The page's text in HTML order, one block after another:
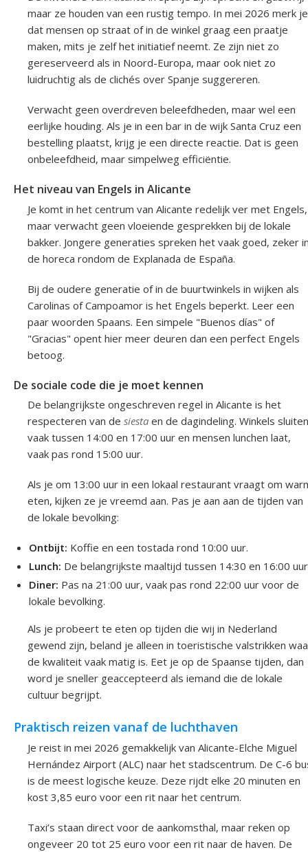
maar ze houden van een rustig tempo. In mei 2026 merk je
dat mensen op straat of in de winkel graag een praatje
maken, mits je zelf het initiatief neemt. Ze zijn niet zo
gereserveerd als in Noord-Europa, maar ook niet zo
luidruchtig als de clichés over Spanje suggereren.
Verwacht geen overdreven beleefdheden, maar wel een
eerlijke houding. Als je in een bar in de wijk Santa Cruz een
bestelling plaatst, krijg je een directe reactie. Dat is geen
onbeleefdheid, maar simpelweg efficiëntie.
Het niveau van Engels in Alicante
Je komt in het centrum van Alicante redelijk ver met Engels,
maar verwacht geen vloeiende gesprekken bij de lokale
bakker. Jongere generaties spreken het vaak goed, zeker
de horeca rondom de Explanada de España.
Bij de oudere generatie of in de buurtwinkels in wijken als
Carolinas of Campoamor is het Engels beperkt. Leer een
paar woorden Spaans. Een simpele "Buenos días" of
"Gracias" opent hier meer deuren dan een perfect Engels
betoog.
De sociale code die je moet kennen
De belangrijkste ongeschreven regel in Alicante is het
respecteren van de siesta en de dagindeling. Winkels sluiten
vaak tussen 14:00 en 17:00 uur en mensen lunchen laat,
vaak pas rond 15:00 uur.
Als je om 13:00 uur in een lokaal restaurant vraagt om
eten, kijken ze je vreemd aan. Pas je aan aan de tijden van
de lokale bevolking:
Ontbijt: Koffie en een tostada rond 10:00 uur.
Lunch: De belangrijkste maaltijd tussen 14:30 en 16:00
Diner: Pas na 21:00 uur, vaak pas rond 22:00 uur voor de
lokale bevolking.
Als je probeert te eten op tijden die wij in Nederland
gewend zijn, beland je alleen in toeristische valstrikken
de kwaliteit vaak matig is. Eet je op de Spaanse tijden, dan
word je sneller geaccepteerd als iemand die de lokale
cultuur begrijpt.
Praktisch reizen vanaf de luchthaven
Je reist in mei 2026 gemakkelijk van Alicante-Elche Miguel
Hernández Airport (ALC) naar het stadscentrum. De C-6
is de meest logische keuze. Deze rijdt elke 20 minuten en
kost 3,85 euro voor een rit naar het centrum.
Taxi’s staan direct voor de aankomsthal, maar reken op
ongeveer 20 tot 25 euro voor een rit naar de haven. De